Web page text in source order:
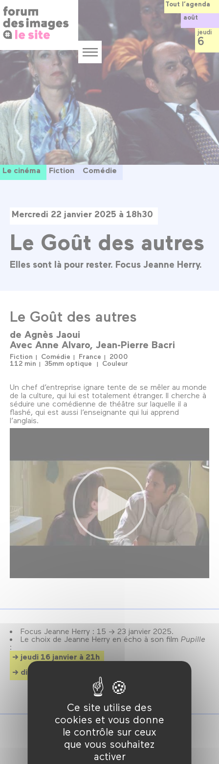
Ce site utilise des
cookies et vous donne
le contrôle sur ceux
que vous souhaitez
activer
au
contenu
principal
Menu
Le cinéma Fiction Comédie
Mercredi 22 janvier 2025 à 18h30
Le Goût des autres
Elles sont là pour rester. Focus Jeanne Herry.
Le Goût des autres
de Agnès Jaoui
Avec Anne Alvaro Jean-Pierre Bacri
Fiction Comédie France
2000
112 min
35mm optique Couleur
Un chef d’entreprise ignare tente de se mêler au monde
de la culture, qui lui est totalement étranger. Il cherche à
séduire une comédienne de théâtre sur laquelle il a
flashé, qui est aussi l’enseignante qui lui apprend
l’anglais.
Focus Jeanne Herry : 15 → 23 janvier 2025.
Le choix de Jeanne Herry en écho à son film Pupille
:
jeudi 16 janvier à 21h
dimanche 19 janvier à 21h
Tout l’agenda
août
jeudi
6